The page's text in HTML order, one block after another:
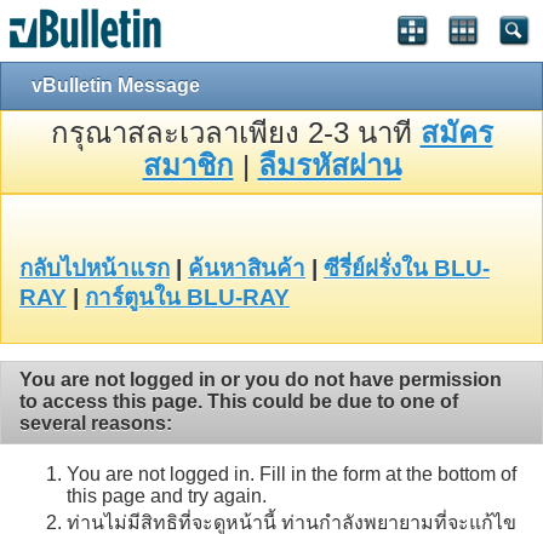
vBulletin Message
กรุณาสละเวลาเพียง 2-3 นาที สมัคร
สมาชิก | ลืมรหัสผ่าน
กลับไปหน้าแรก ค้นหาสินค้า
ซีรี่ย์ฝรั่งใน BLU-
RAY
การ์ตูนใน BLU-RAY
You are not logged in or you do not have permission
to access this page. This could be due to one of
several reasons:
You are not logged in. Fill in the form at the bottom of
this page and try again.
ท่านไม่มีสิทธิที่จะดูหน้านี้ ท่านกำลังพยายามที่จะแก้ไข